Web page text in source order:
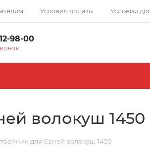
Условия оплаты Условия
98-00
волокуш 1450
для Саней волокуш 1450